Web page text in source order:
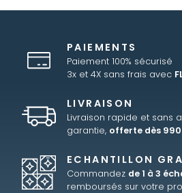
PAIEMENTS
Paiement 100% sécurisé
3x et 4X sans frais avec
LIVRAISON
Livraison rapide et sans
garantie, offerte dès
ECHANTILLON
Commandez de 1 à 3
remboursés sur votre